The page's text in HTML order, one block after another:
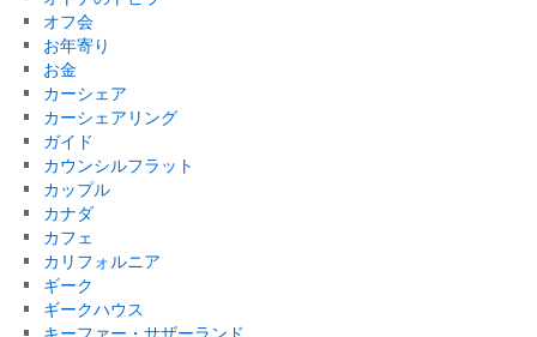
オフ会
お年寄り
お金
カーシェア
カーシェアリング
ガイド
カウンシルフラット
カップル
カナダ
カフェ
カリフォルニア
ギーク
ギークハウス